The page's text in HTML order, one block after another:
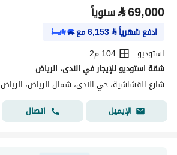
⃁69,000 سنوياً
ادفع شهرياً⃁
6,153مع
استوديو
104 م2
شقة استوديو للإيجار في الندى، الرياض
شارع القشاشية، حي الندى، شمال الرياض، الرياض
الإيميل
اتصال